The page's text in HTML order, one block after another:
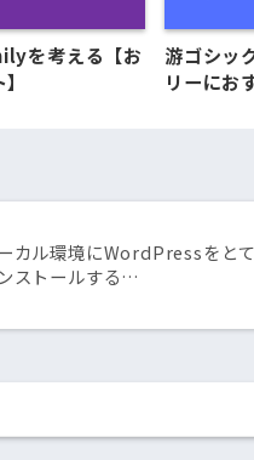
を考える【お
游ゴシッ
リーにお
カル環境にWordPressをと
ストールする…